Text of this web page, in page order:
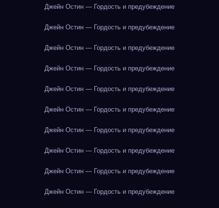
Джейн Остин — Гордость и предубеждение
Джейн Остин — Гордость и предубеждение
Джейн Остин — Гордость и предубеждение
Джейн Остин — Гордость и предубеждение
Джейн Остин — Гордость и предубеждение
Джейн Остин — Гордость и предубеждение
Джейн Остин — Гордость и предубеждение
Джейн Остин — Гордость и предубеждение
Джейн Остин — Гордость и предубеждение
Джейн Остин — Гордость и предубеждение